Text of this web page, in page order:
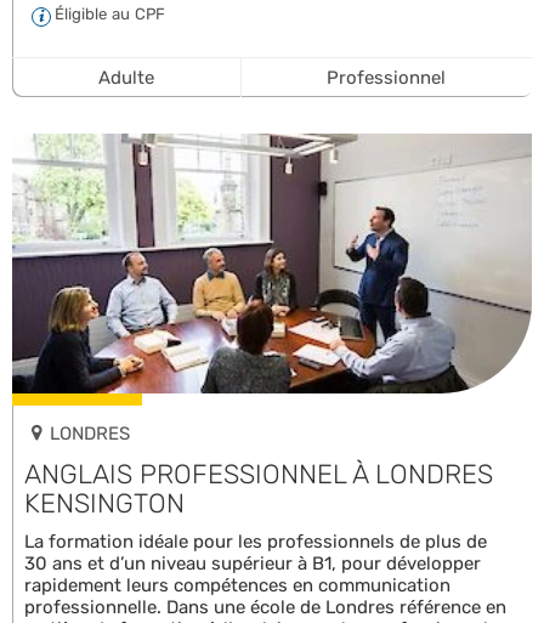
Éligible au CPF
Adulte Professionnel
LONDRES
ANGLAIS PROFESSIONNEL À LONDRES
KENSINGTON
La formation idéale pour les professionnels de plus de
30 ans et d’un niveau supérieur à B1, pour développer
rapidement leurs compétences en communication
professionnelle. Dans une école de Londres référence en